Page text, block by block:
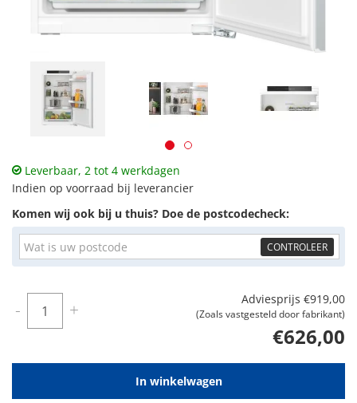
Leverbaar, 2 tot 4 werkdagen
Indien op voorraad bij leverancier
Komen wij ook bij u thuis? Doe de postcodecheck:
CONTROLEER
Adviesprijs €919,00
(Zoals vastgesteld door fabrikant)
€626,00
- +
In winkelwagen